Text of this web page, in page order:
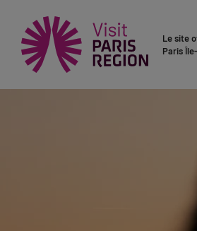
Le site
Paris